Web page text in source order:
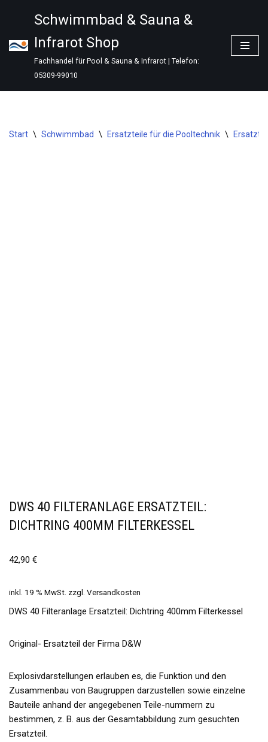
Inhalt
springen
Schwimmbad & Sauna &
Infrarot Shop
Fachhandel für Pool & Sauna & Infrarot | Telefon:
05309-99010
Start \ Schwimmbad \ Ersatzteile für die Pooltechnik \
DWS 40 FILTERANLAGE ERSATZTEIL:
DICHTRING 400MM FILTERKESSEL
42,90 €
inkl. 19 % MwSt. zzgl. Versandkosten
DWS 40 Filteranlage Ersatzteil: Dichtring 400mm Filterkessel
Original- Ersatzteil der Firma D&W
Explosivdarstellungen erlauben es, die Funktion und den
Zusammenbau von Baugruppen darzustellen sowie einzelne
Bauteile anhand der angegebenen Teile-nummern zu
bestimmen, z. B. aus der Gesamtabbildung zum gesuchten
Ersatzteil.